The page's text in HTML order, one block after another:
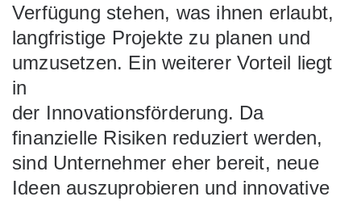
Verfügung stehen, was ihnen erlaubt,
langfristige Projekte zu planen und
umzusetzen. Ein weiterer Vorteil liegt
in
der Innovationsförderung. Da
finanzielle Risiken reduziert werden,
sind Unternehmer eher bereit, neue
Ideen auszuprobieren und innovative